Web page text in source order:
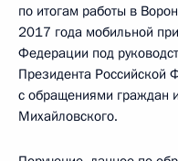
по итогам работы в
2017 года мобильной
Федерации под
Президента Российской
с обращениями граждан
Михайловского.